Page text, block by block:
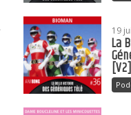
19
La
[V2]